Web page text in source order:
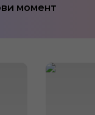
момент